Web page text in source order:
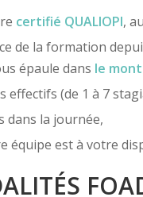
certifié QUALIOPI,
de la formation
épaule dans le
effectifs (de 1 à 7
dans la journée,
équipe est à votre